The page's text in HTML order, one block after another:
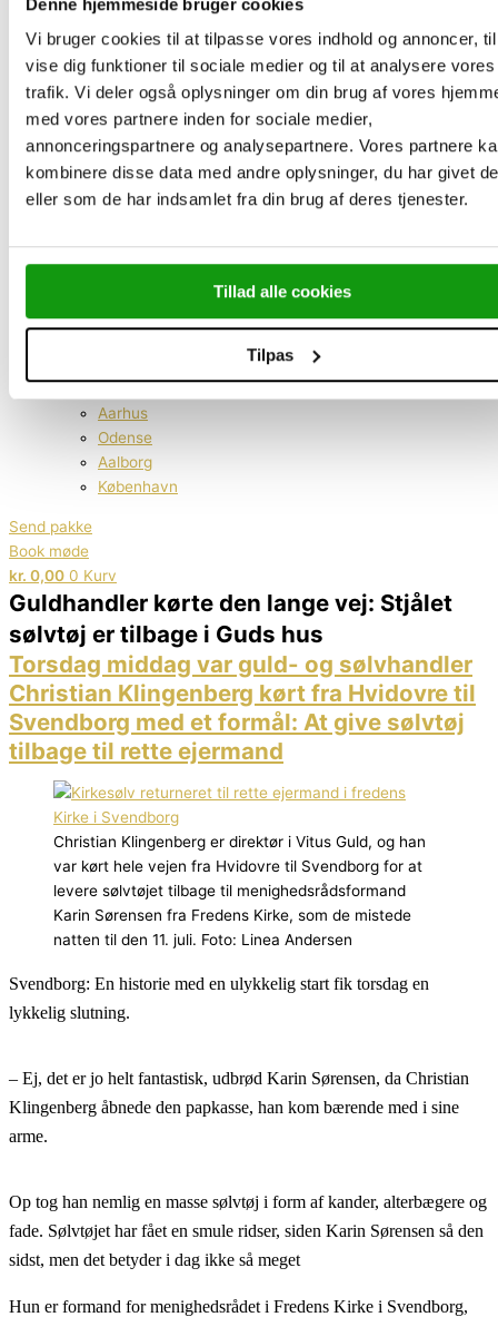
Vi bruger cookies til at tilpasse vores indhold og annoncer,
vise dig funktioner til sociale medier og til at analysere vores
trafik. Vi deler også oplysninger om din brug af vores
med vores partnere inden for sociale medier,
annonceringspartnere og analysepartnere. Vores partnere
kombinere disse data med andre oplysninger, du har givet
eller som de har indsamlet fra din brug af deres tjenester.
Tillad alle cookies
Tilpas
Sælg dit guld og sølv
Sælg dit guld og sølv
Sælg Guldbarre
Sælg Guldmønter
Sælg Guldsmykker
Sælg Sølvbestik
Sælg Sølvmønter
Investering i guld
Investering i guldmønter
Investering i guldbarre
Lyngby
Aarhus
Odense
Aalborg
København
Send pakke
Book møde
kr. 0,00 0 Kurv
Guldhandler kørte den lange vej: Stjålet
sølvtøj er tilbage i Guds hus
Torsdag middag var guld- og sølvhandler
Christian Klingenberg kørt fra Hvidovre til
Svendborg med et formål: At give sølvtøj
tilbage til rette ejermand
Christian Klingenberg er direktør i Vitus Guld, og han
var kørt hele vejen fra Hvidovre til Svendborg for at
levere sølvtøjet tilbage til menighedsrådsformand
Karin Sørensen fra Fredens Kirke, som de mistede
natten til den 11. juli. Foto: Linea Andersen
Svendborg: En historie med en ulykkelig start fik torsdag en
lykkelig slutning.
– Ej, det er jo helt fantastisk, udbrød Karin Sørensen, da Christian
Klingenberg åbnede den papkasse, han kom bærende med i sine
arme.
Op tog han nemlig en masse sølvtøj i form af kander, alterbægere og
fade. Sølvtøjet har fået en smule ridser, siden Karin Sørensen så den
sidst, men det betyder i dag ikke så meget
Hun er formand for menighedsrådet i Fredens Kirke i Svendborg,